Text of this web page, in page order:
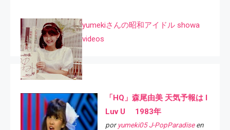
yumekiさんの昭和アイドル showa
videos
「HQ」森尾由美 天気予報は I
Luv U 1983年
por yumeki05 J-PopParadiseen